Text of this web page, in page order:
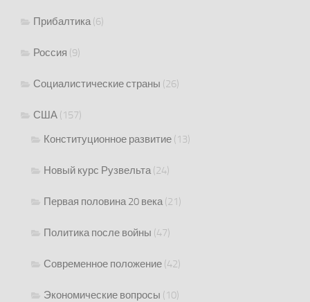
Прибалтика (6)
Россия (9)
Социалистические страны (26)
США (157)
Конституционное развитие (13)
Новый курс Рузвельта (24)
Первая половина 20 века (21)
Политика после войны (47)
Современное положение (42)
Экономические вопросы (10)